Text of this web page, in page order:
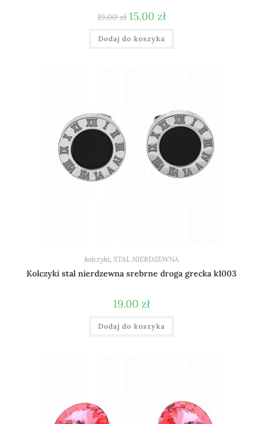
19.00zł 15.00 zł
Dodaj do koszyka
kolczyki, STAL NIERDZEWNA
Kolczyki stal nierdzewna srebrne droga grecka k1003
19.00 zł
Dodaj do koszyka